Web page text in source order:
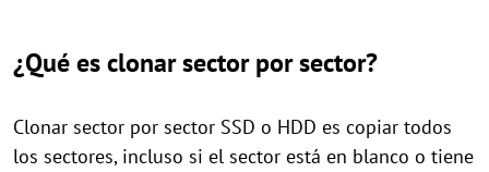
¿Qué es clonar sector por sector?
Clonar sector por sector SSD o HDD es copiar todos
los sectores, incluso si el sector está en blanco o tiene